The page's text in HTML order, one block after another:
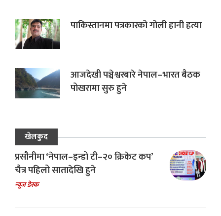
पाकिस्तानमा पत्रकारको गोली हानी हत्या
आजदेखी पञ्चेश्वरबारे नेपाल–भारत बैठक
पोखरामा सुरु हुने
खेलकुद
प्रसौनीमा ‘नेपाल–इन्डो टी–२० क्रिकेट कप’
चैत्र पहिलो सातादेखि हुने
न्यूज डेस्क